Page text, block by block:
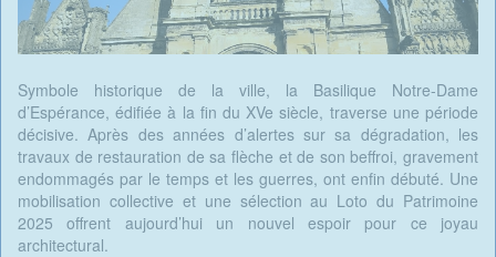
Symbole historique de la ville, la Basilique Notre-Dame
d’Espérance, édifiée à la fin du XVe siècle, traverse une période
décisive. Après des années d’alertes sur sa dégradation, les
travaux de restauration de sa flèche et de son beffroi, gravement
endommagés par le temps et les guerres, ont enfin débuté. Une
mobilisation collective et une sélection au Loto du Patrimoine
2025 offrent aujourd’hui un nouvel espoir pour ce joyau
architectural.